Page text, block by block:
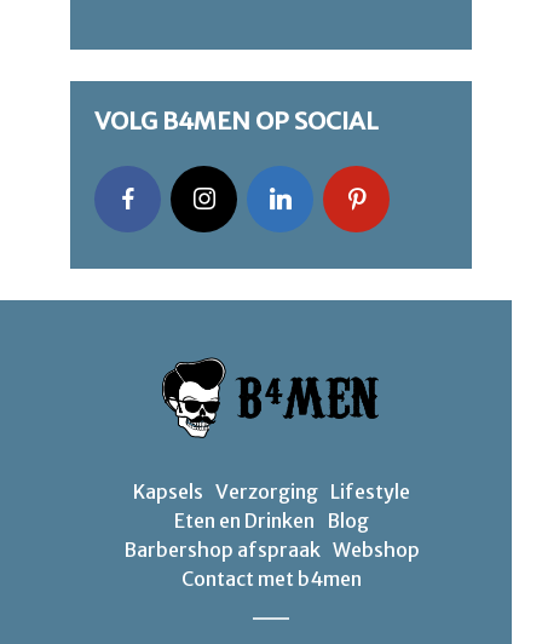
VOLG B4MEN OP SOCIAL
Kapsels Verzorging Lifestyle
Eten en Drinken
Blog
Barbershop afspraak Webshop
Contact met b4men